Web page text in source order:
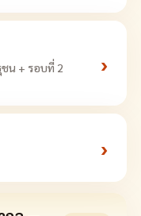
น + รอบที่ 2
›
›